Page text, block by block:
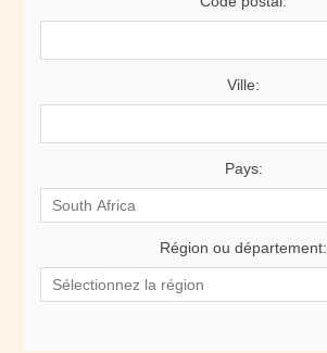
Ville:
Pays:
Région ou département: